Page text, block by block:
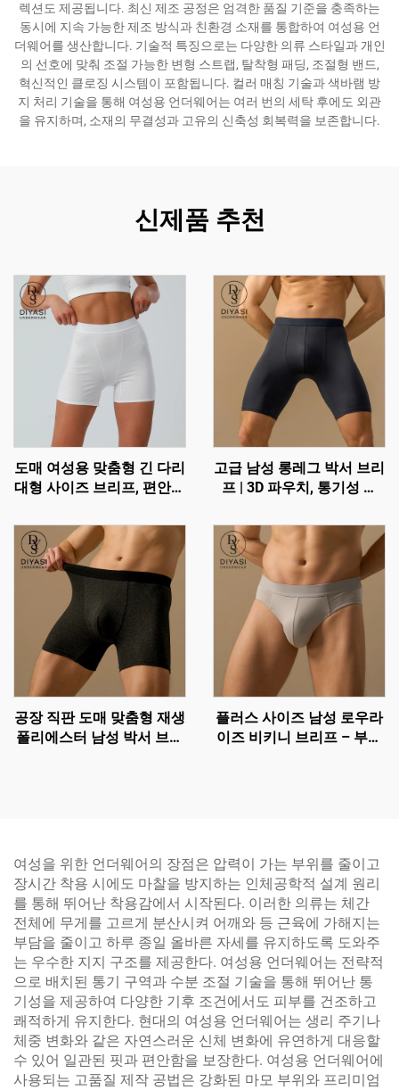
렉션도 제공됩니다. 최신 제조 공정은 엄격한 품질 기준을 충족하는
동시에 지속 가능한 제조 방식과 친환경 소재를 통합하여 여성용 언
더웨어를 생산합니다. 기술적 특징으로는 다양한 의류 스타일과 개인
의 선호에 맞춰 조절 가능한 변형 스트랩, 탈착형 패딩, 조절형 밴드,
혁신적인 클로징 시스템이 포함됩니다. 컬러 매칭 기술과 색바램 방
지 처리 기술을 통해 여성용 언더웨어는 여러 번의 세탁 후에도 외관
을 유지하며, 소재의 무결성과 고유의 신축성 회복력을 보존합니다.
신제품 추천
도매 여성용 맞춤형 긴 다리
대형 사이즈 브리프, 편안한
고급 남성 롱레그 박서 브리
프 | 3D 파우치, 통기성 및
공장 직판 도매 맞춤형 재생
폴리에스터 남성 박서 브리
플러스 사이즈 남성 로우라
이즈 비키니 브리프 – 부드
여성을 위한 언더웨어의 장점은 압력이 가는 부위를 줄이고
장시간 착용 시에도 마찰을 방지하는 인체공학적 설계 원리
를 통해 뛰어난 착용감에서 시작된다. 이러한 의류는 체간
전체에 무게를 고르게 분산시켜 어깨와 등 근육에 가해지는
부담을 줄이고 하루 종일 올바른 자세를 유지하도록 도와주
는 우수한 지지 구조를 제공한다. 여성용 언더웨어는 전략적
으로 배치된 통기 구역과 수분 조절 기술을 통해 뛰어난 통
기성을 제공하여 다양한 기후 조건에서도 피부를 건조하고
쾌적하게 유지한다. 현대의 여성용 언더웨어는 생리 주기나
체중 변화와 같은 자연스러운 신체 변화에 유연하게 대응할
수 있어 일관된 핏과 편안함을 보장한다. 여성용 언더웨어에
사용되는 고품질 제작 공법은 강화된 마모 부위와 프리미엄